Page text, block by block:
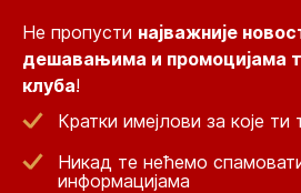
Не пропусти најважније
дешавањима и промоцијама
клуба!
Кратки имејлови за које
Никад те нећемо
информацијама